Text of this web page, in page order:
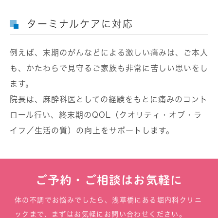
ターミナルケアに対応
例えば、末期のがんなどによる激しい痛みは、ご本人
も、かたわらで見守るご家族も非常に苦しい思いをし
ます。
院長は、麻酔科医としての経験をもとに痛みのコント
ロール行い、終末期のQOL（クオリティ・オブ・ラ
イフ／生活の質）の向上をサポートします。
ご予約・ご相談はお気軽に
体の不調でお悩みでしたら、浅草橋にある堀内科クリニ
ックまで、まずはお気軽にお問い合わせください。